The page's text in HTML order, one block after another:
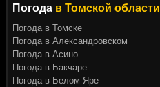
Погода в Томской области
Погода в Томске
Погода в Александровском
Погода в Асино
Погода в Бакчаре
Погода в Белом Яре